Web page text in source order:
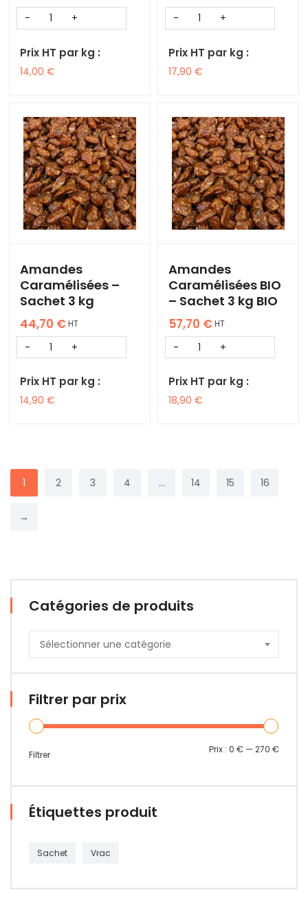
Prix HT par kg :
14,00 €
Prix HT par kg :
17,90 €
Amandes
Caramélisées –
Sachet 3 kg
44,70 €HT
Prix HT par kg :
14,90 €
Amandes
Caramélisées BIO
– Sachet 3 kg BIO
57,70 €HT
Prix HT par kg :
18,90 €
1 2 3 4 … 14 15 16
→
Catégories de produits
Sélectionner une catégorie
Filtrer par prix
Filtrer Prix : 0 € — 270 €
Étiquettes produit
Sachet Vrac